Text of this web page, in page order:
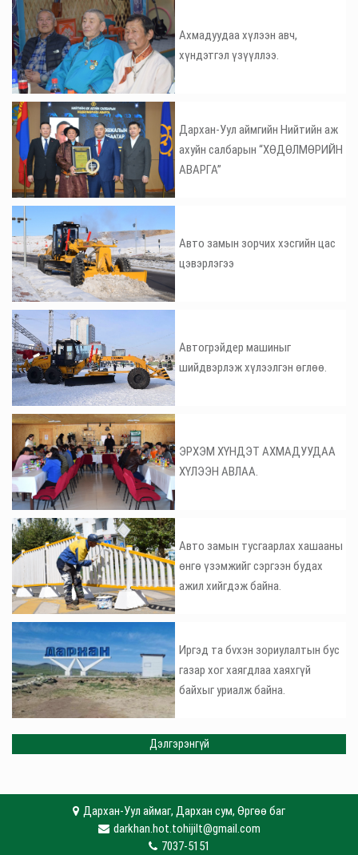
Ахмадуудаа хүлээн авч,
хүндэтгэл үзүүллээ.
Дархан-Уул аймгийн Нийтийн аж
ахуйн салбарын “ХӨДӨЛМӨРИЙН
АВАРГА”
Авто замын зорчих хэсгийн цас
цэвэрлэгээ
Автогрэйдер машиныг
шийдвэрлэж хүлээлгэн өглөө.
ЭРХЭМ ХҮНДЭТ АХМАДУУДАА
ХҮЛЭЭН АВЛАА.
Авто замын тусгаарлах хашааны
өнгө үзэмжийг сэргээн будах
ажил хийгдэж байна.
Иргэд та бvхэн зориулалтын бус
газар хог хаягдлаа хаяхгүй
байхыг уриалж байна.
Дэлгэрэнгүй
Дархан-Уул аймаг, Дархан сум, Өргөө баг
darkhan.hot.tohijilt@gmail.com
7037-5151